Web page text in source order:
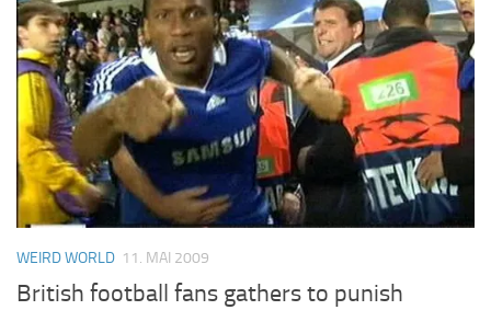
WEIRD WORLD 11. MAI 2009
British football fans gathers to punish